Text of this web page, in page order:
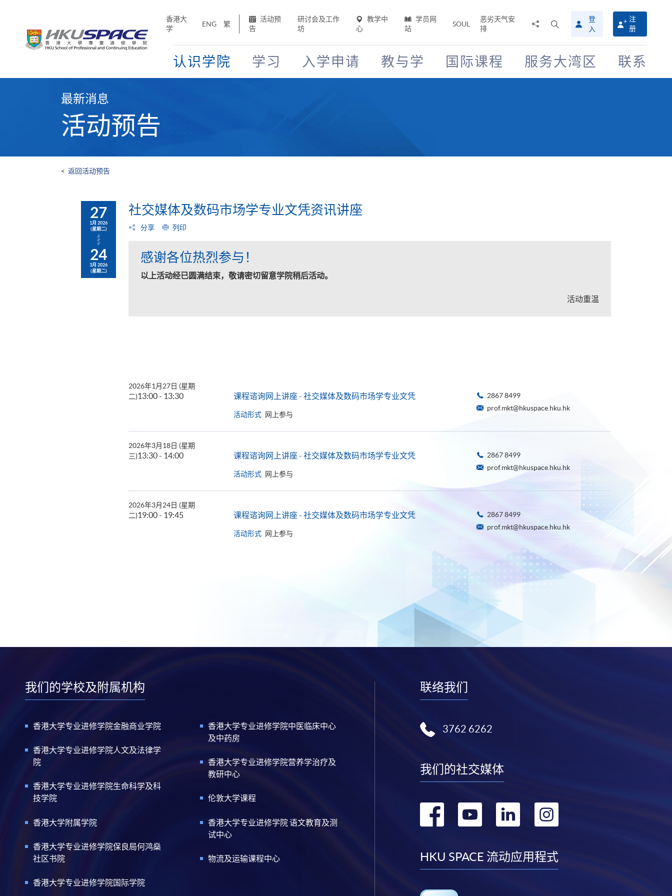
香港大
学
ENG 繁
活动预
告
研讨会及工作
坊
教学中
心
学员网
站
SOUL
恶劣天气安
排
搜
寻
介
面
登
入
注
册
认识学院 学习 入学申请 教与学 国际课程 服务大湾区 联系
最新消息
活动预告
< 返回活动预告
27
1月 2026
(星期二)
24
3月 2026
(星期二)
社交媒体及数码市场学专业文凭资讯讲座
分享 列印
感谢各位热烈参与！
以上活动经已圆满结束，敬请密切留意学院稍后活动。
活动重温
2026年1月27日 (星期
二)13:00 - 13:30 课程谘询网上讲座 - 社交媒体及数码市场学专业文凭
活动形式 网上参与
2867 8499
prof.mkt@hkuspace.hku.hk
2026年3月18日 (星期
三)13:30 - 14:00 课程谘询网上讲座 - 社交媒体及数码市场学专业文凭
活动形式 网上参与
2867 8499
prof.mkt@hkuspace.hku.hk
2026年3月24日 (星期
二)19:00 - 19:45 课程谘询网上讲座 - 社交媒体及数码市场学专业文凭
活动形式 网上参与
2867 8499
prof.mkt@hkuspace.hku.hk
我们的学校及附属机构
香港大学专业进修学院金融商业学院
香港大学专业进修学院人文及法律学
院
香港大学专业进修学院生命科学及科
技学院
香港大学附属学院
香港大学专业进修学院保良局何鸿燊
社区书院
香港大学专业进修学院国际学院
香港大学专业进修学院中医临床中心
及中药房
香港大学专业进修学院营养学治疗及
教研中心
伦敦大学课程
香港大学专业进修学院 语文教育及测
试中心
物流及运输课程中心
联络我们
3762 6262
我们的社交媒体
转
facebook
转
youtube
转
linkedin
转
instagram
HKU SPACE 流动应用程式